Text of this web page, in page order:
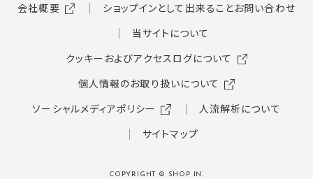
会社概要 ショップインとして出来ることお問い合わせ
当サイトについて
クッキーおよびアクセスログについて
個人情報のお取り扱いについて
ソーシャルメディアポリシー
人流解析について
サイトマップ
COPYRIGHT © SHOP IN.